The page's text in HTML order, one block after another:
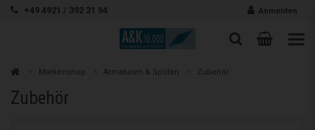
Zum Inhalt springen
+49 4921 / 392 31 94 Anmelden
Suche
Zur Markenshop Armaturen & Spülen Zubehör
Zubehör